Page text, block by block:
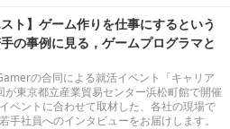
スト】ゲーム作りを仕事にするという
の事例に見る，ゲームプログラマと
の合同による就活イベント「キャリア
が東京都立産業貿易センター浜松町館で開催
ベントに合わせて取材した、各社の現場で
手社員へのインタビューをお届けします。